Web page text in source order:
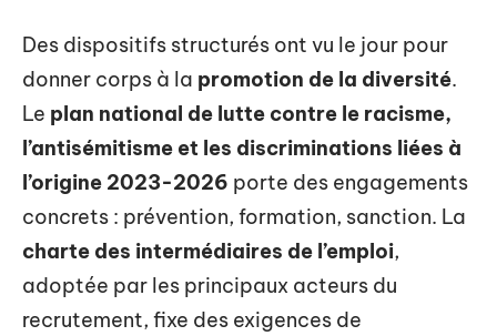
Des dispositifs structurés ont vu le jour pour
donner corps à la promotion de la diversité.
Le plan national de lutte contre le racisme,
l’antisémitisme et les discriminations liées à
l’origine 2023-2026 porte des engagements
concrets : prévention, formation, sanction. La
charte des intermédiaires de l’emploi,
adoptée par les principaux acteurs du
recrutement, fixe des exigences de